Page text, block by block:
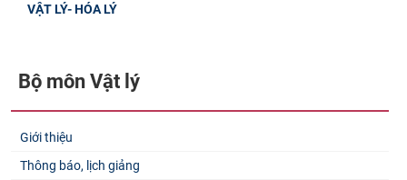
VẬT LÝ- HÓA LÝ
Bộ môn Vật lý​
Giới thiệu
Thông báo, lịch giảng